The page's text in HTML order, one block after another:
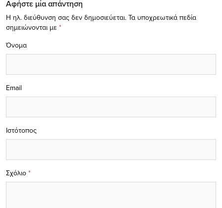
Αφήστε μία απάντηση
Η ηλ. διεύθυνση σας δεν δημοσιεύεται. Τα υποχρεωτικά πεδία
σημειώνονται με *
Σχόλιο *
Όνομα
Email
Ιστότοπος